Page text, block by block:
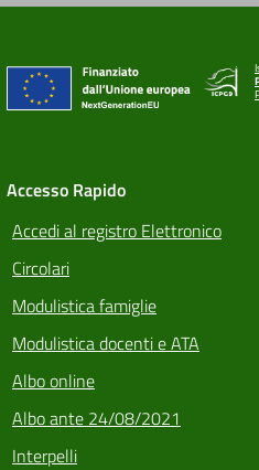
Accesso Rapido
Accedi al registro Elettronico
Circolari
Modulistica famiglie
Modulistica docenti e ATA
Albo online
Albo ante 24/08/2021
Interpelli